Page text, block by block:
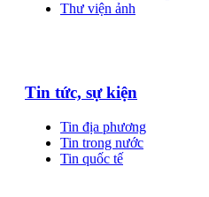
Thư viện ảnh
Tin tức, sự kiện
Tin địa phương
Tin trong nước
Tin quốc tế